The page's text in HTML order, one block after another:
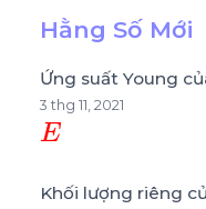
Hằng Số Mới
Ứng suất Young
3 thg 11, 2021
E
Khối lượng riêng